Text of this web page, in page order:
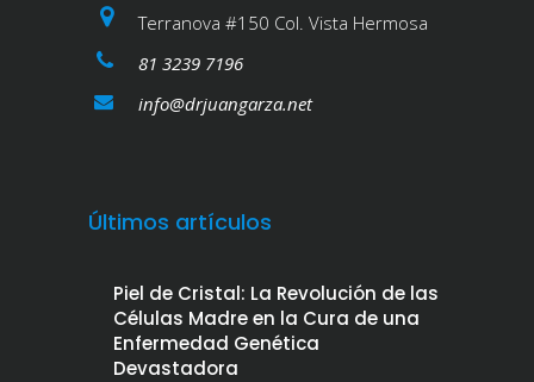
Terranova #150 Col. Vista Hermosa
81 3239 7196
info@drjuangarza.net
Últimos artículos
Piel de Cristal: La Revolución de las
Células Madre en la Cura de una
Enfermedad Genética
Devastadora